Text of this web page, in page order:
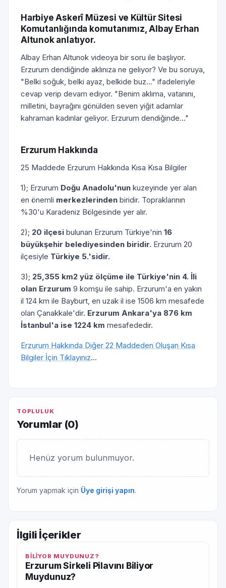
Harbiye Askerî Müzesi ve Kültür Sitesi
Komutanlığında komutanımız, Albay Erhan
Altunok anlatıyor.
Albay Erhan Altunok videoya bir soru ile başlıyor.
Erzurum dendiğinde aklınıza ne geliyor? Ve bu soruya,
"Belki soğuk, belki ayaz, belkide buz..." ifadeleriyle
cevap verip devam ediyor. "Benim aklıma, vatanını,
milletini, bayrağını gönülden seven yiğit adamlar
kahraman kadınlar geliyor. Erzurum dendiğinde..."
Erzurum Hakkında
25 Maddede Erzurum Hakkında Kısa Kısa Bilgiler
1); Erzurum Doğu Anadolu'nun kuzeyinde yer alan
en önemli merkezlerinden biridir. Topraklarının
%30'u Karadeniz Bölgesinde yer alır.
2); 20 ilçesi bulunan Erzurum Türkiye'nin 16
büyükşehir belediyesinden biridir. Erzurum 20
ilçesiyle Türkiye 5.'sidir.
3); 25,355 km2 yüz ölçüme ile Türkiye'nin 4. İli
olan Erzurum 9 komşu ile sahip. Erzurum'a en yakın
il 124 km ile Bayburt, en uzak il ise 1506 km mesafede
olan Çanakkale'dir. Erzurum Ankara'ya 876 km
İstanbul'a ise 1224 km mesafededir.
Erzurum Hakkında Diğer 22 Maddeden Oluşan Kısa
Bilgiler İçin Tıklayınız...
TOPLULUK
Yorumlar (0)
Henüz yorum bulunmuyor.
Yorum yapmak için Üye girişi yapın.
İlgili İçerikler
BİLİYOR MUYDUNUZ?
Erzurum Sirkeli Pilavını Biliyor
Muydunuz?